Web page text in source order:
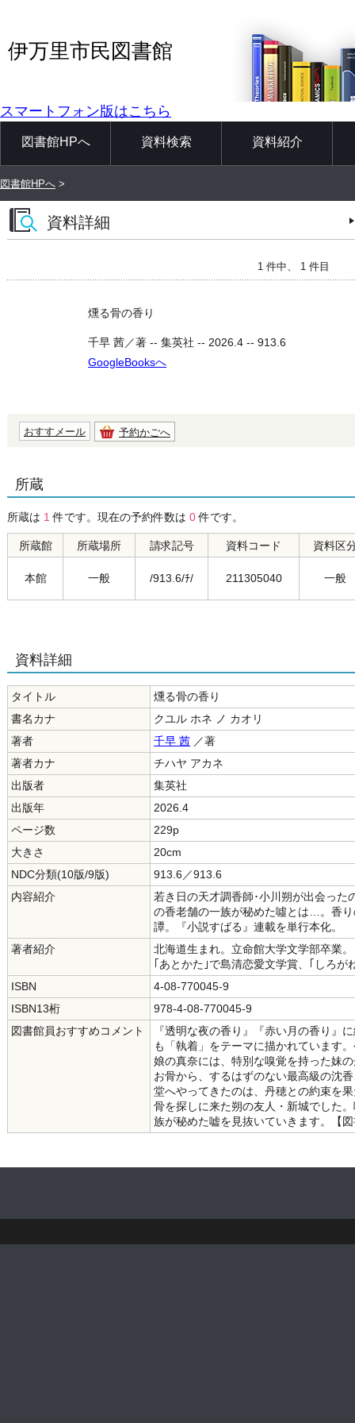
伊万里市民図書館
スマートフォン版はこちら
図書館HPへ 資料検索 資料紹介
図書館HPへ >
資料詳細
1 件中、 1 件目
燻る骨の香り
千早 茜／著 -- 集英社 -- 2026.4 -- 913.6
GoogleBooksへ
おすすメール 予約かごへ
所蔵
所蔵は 1 件です。現在の予約件数は 0件です。
所蔵館 所蔵場所 請求記号 資料コード 資料区
本館 一般 /913.6/ﾁ/ 211305040 一般
資料詳細
タイトル
燻る骨の香り
書名カナ
クユル ホネ ノ カオリ
著者
千早 茜 ／著
著者カナ
チハヤ アカネ
出版者
集英社
出版年
2026.4
ページ数
229p
大きさ
20cm
NDC分類(10版/9版)
913.6／913.6
内容紹介
若き日の天才調香師･小川朔が出会った
の香老舗の一族が秘めた噓とは…。香
譚。『小説すばる』連載を単行本化。
著者紹介
北海道生まれ。立命館大学文学部卒業
｢あとかた｣で島清恋愛文学賞、｢しろ
ISBN
4-08-770045-9
ISBN13桁
978-4-08-770045-9
図書館員おすすめコメント
『透明な夜の香り』『赤い月の香り』
も「執着」をテーマに描かれています
娘の真奈には、特別な嗅覚を持った妹
お骨から、するはずのない最高級の沈
堂へやってきたのは、丹穂との約束を
骨を探しに来た朔の友人・新城でした
族が秘めた嘘を見抜いていきます。【